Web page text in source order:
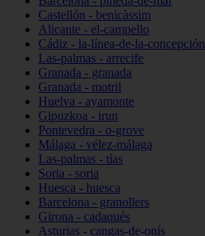
Castellón - benicàssim
Alicante - el-campello
Cádiz - la-línea-de-la-concepción
Las-palmas - arrecife
Granada - granada
Granada - motril
Huelva - ayamonte
Gipuzkoa - irun
Pontevedra - o-grove
Málaga - vélez-málaga
Las-palmas - tías
Soria - soria
Huesca - huesca
Barcelona - granollers
Girona - cadaqués
Asturias - cangas-de-onís